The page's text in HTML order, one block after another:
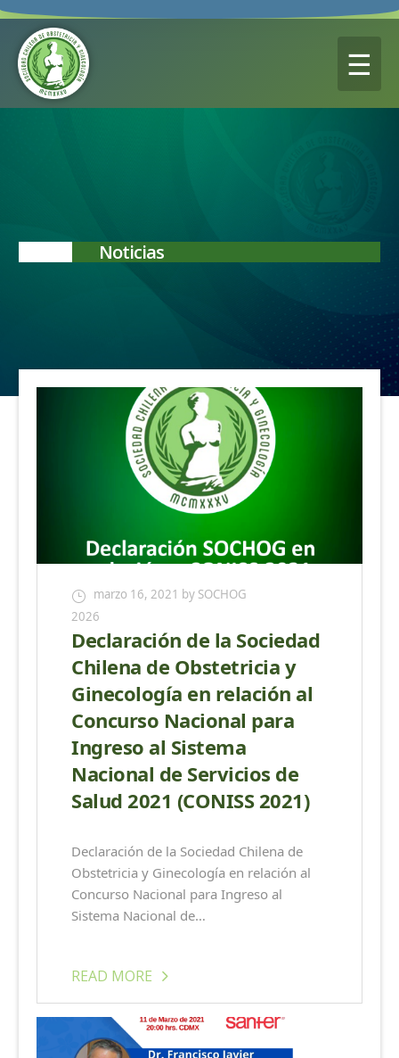
☰
Noticias
marzo 16, 2021 by SOCHOG
2026
Declaración de la Sociedad
Chilena de Obstetricia y
Ginecología en relación al
Concurso Nacional para
Ingreso al Sistema
Nacional de Servicios de
Salud 2021 (CONISS 2021)
Declaración de la Sociedad Chilena de
Obstetricia y Ginecología en relación al
Concurso Nacional para Ingreso al
Sistema Nacional de…
READ MORE